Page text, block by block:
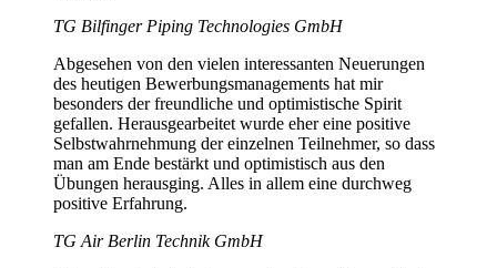
TG Bilfinger Piping Technologies GmbH
Abgesehen von den vielen interessanten Neuerungen
des heutigen Bewerbungsmanagements hat mir
besonders der freundliche und optimistische Spirit
gefallen. Herausgearbeitet wurde eher eine positive
Selbstwahrnehmung der einzelnen Teilnehmer, so dass
man am Ende bestärkt und optimistisch aus den
Übungen herausging. Alles in allem eine durchweg
positive Erfahrung.
TG Air Berlin Technik GmbH